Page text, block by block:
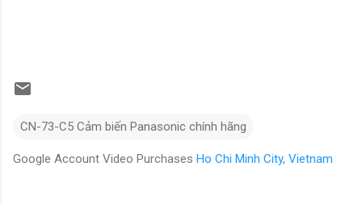
CN-73-C5 Cảm biến Panasonic chính hãng
Google Account Video Purchases Ho Chi Minh City, Vietnam